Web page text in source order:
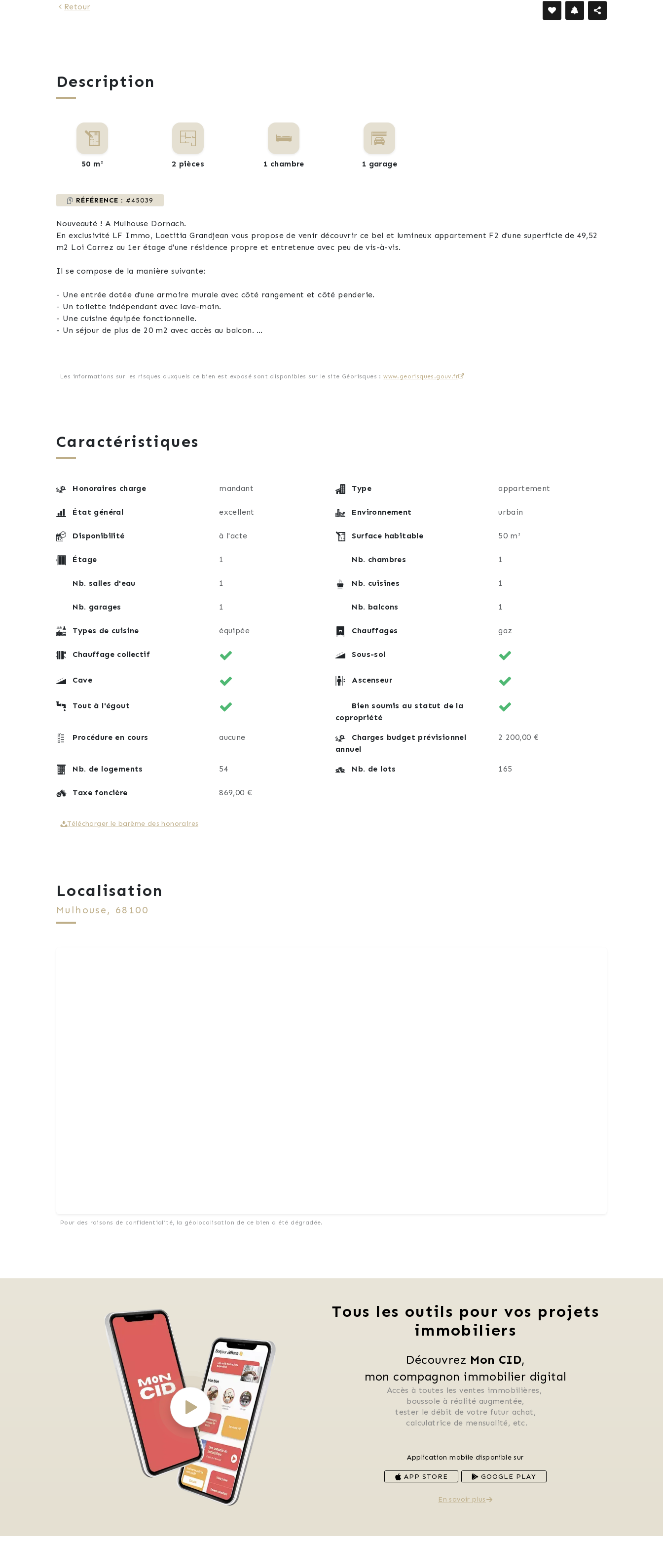
Retour
Description
50 m² 2 pièces 1 chambre 1 garage
RÉFÉRENCE : #45039
Nouveauté ! A Mulhouse Dornach.
En exclusivité LF Immo, Laetitia Grandjean vous propose de venir découvrir ce bel et lumineux appartement F2 d'une superficie de 49,52
m2 Loi Carrez au 1er étage d'une résidence propre et entretenue avec peu de vis-à-vis.
Il se compose de la manière suivante:
- Une entrée dotée d'une armoire murale avec côté rangement et côté penderie.
- Un toilette indépendant avec lave-main.
- Une cuisine équipée fonctionnelle.
- Un séjour de plus de 20 m2 avec accès au balcon.
Situé dans un environnement calme, vous pourrez profiter d'un moment de détente sur le balcon accessible du séjour.
Les atouts:
- Quartier calme.
- Garage.
- Résidence propre et entretenue.
- Proche de toutes commodités tout en étant au calme.
Ne ratez pas cette belle opportunité et programmer une visite avec votre conseillère en immobilier, Laetitia Grandjean, en téléphonant
au 06.09.32.86.70.
Les informations sur les risques auxquels ce bien est exposé sont disponibles sur le site Géorisques :www.georisques.gouv.fr
Caractéristiques
Honoraires charge mandant Type appartement
État général excellent Environnement urbain
Disponibilité à l'acte Surface habitable 50 m²
Étage 1 Nb. chambres 1
Nb. salles d'eau 1 Nb. cuisines 1
Nb. garages 1 Nb. balcons 1
Types de cuisine équipée Chauffages gaz
Chauffage collectif Sous-sol
Cave Ascenseur
Tout à l'égout
Bien soumis au statut de la
copropriété
Procédure en cours aucune
Charges budget prévisionnel
annuel
2 200,00 €
Nb. de logements 54 Nb. de lots 165
Taxe foncière 869,00 €
Télécharger le barème des honoraires
Localisation
Mulhouse, 68100
Pour des raisons de confidentialité, la géolocalisation de ce bien a été dégradée.
Tous les outils pour vos projets
immobiliers
Découvrez Mon CID,
mon compagnon immobilier digital
Accès à toutes les ventes immobilières,
boussole à réalité augmentée,
tester le débit de votre futur achat,
calculatrice de mensualité, etc.
Application mobile disponible sur
APP STORE GOOGLE PLAY
En savoir plus